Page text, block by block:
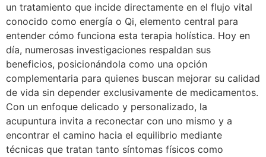
un tratamiento que incide directamente en el flujo vital
conocido como energía o Qi, elemento central para
entender cómo funciona esta terapia holística. Hoy en
día, numerosas investigaciones respaldan sus
beneficios, posicionándola como una opción
complementaria para quienes buscan mejorar su calidad
de vida sin depender exclusivamente de medicamentos.
Con un enfoque delicado y personalizado, la
acupuntura invita a reconectar con uno mismo y a
encontrar el camino hacia el equilibrio mediante
técnicas que tratan tanto síntomas físicos como